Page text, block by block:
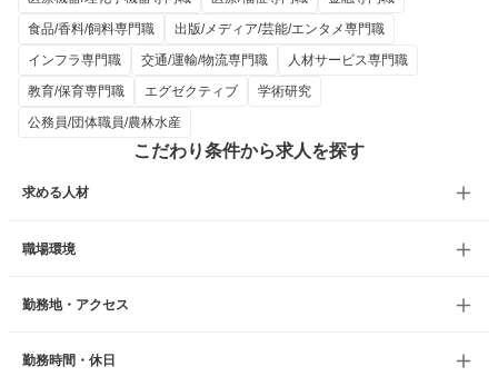
食品/香料/飼料専門職
出版/メディア/芸能/エンタメ専門職
インフラ専門職
交通/運輸/物流専門職
人材サービス専門職
教育/保育専門職
エグゼクティブ
学術研究
公務員/団体職員/農林水産
こだわり条件から求人を探す
求める人材
職場環境
勤務地・アクセス
勤務時間・休日